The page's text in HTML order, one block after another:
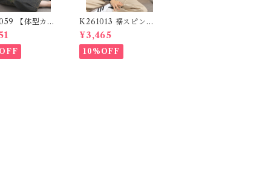
【体型カバ
シリーズ】 パ
クロゴデニム
/ Patchwork
Pants
K261013 裾スピンド
ル裏毛カットベスト /
Drawstring Hem Sw
eat Cut Vest
¥3,465
10%OFF